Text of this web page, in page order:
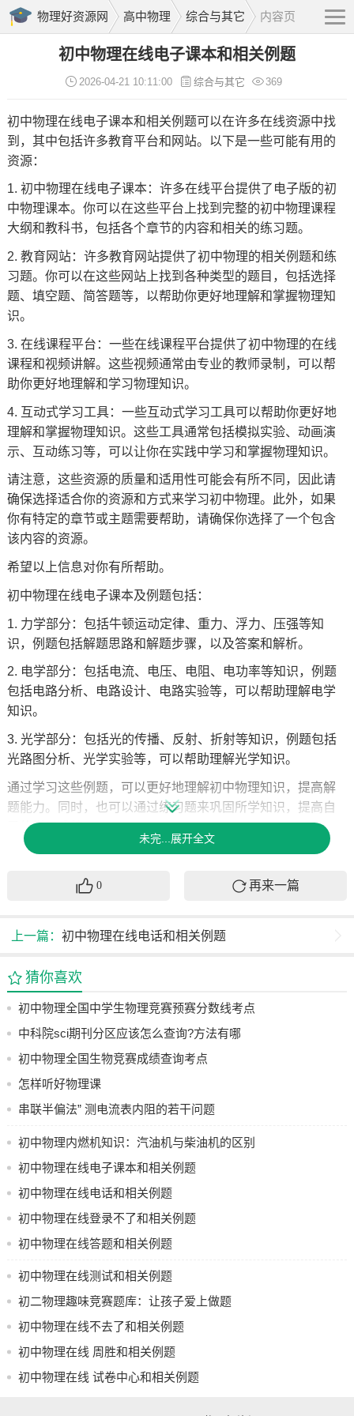
物理好资源网 高中物理 综合与其它 内容页
初中物理在线电子课本和相关例题
2026-04-21 10:11:00 综合与其它 369
初中物理在线电子课本和相关例题可以在许多在线资源中找
到，其中包括许多教育平台和网站。以下是一些可能有用的
资源：
1. 初中物理在线电子课本：许多在线平台提供了电子版的初
中物理课本。你可以在这些平台上找到完整的初中物理课程
大纲和教科书，包括各个章节的内容和相关的练习题。
2. 教育网站：许多教育网站提供了初中物理的相关例题和练
习题。你可以在这些网站上找到各种类型的题目，包括选择
题、填空题、简答题等，以帮助你更好地理解和掌握物理知
识。
3. 在线课程平台：一些在线课程平台提供了初中物理的在线
课程和视频讲解。这些视频通常由专业的教师录制，可以帮
助你更好地理解和学习物理知识。
4. 互动式学习工具：一些互动式学习工具可以帮助你更好地
理解和掌握物理知识。这些工具通常包括模拟实验、动画演
示、互动练习等，可以让你在实践中学习和掌握物理知识。
请注意，这些资源的质量和适用性可能会有所不同，因此请
确保选择适合你的资源和方式来学习初中物理。此外，如果
你有特定的章节或主题需要帮助，请确保你选择了一个包含
该内容的资源。
希望以上信息对你有所帮助。
初中物理在线电子课本及例题包括：
1. 力学部分：包括牛顿运动定律、重力、浮力、压强等知
识，例题包括解题思路和解题步骤，以及答案和解析。
2. 电学部分：包括电流、电压、电阻、电功率等知识，例题
包括电路分析、电路设计、电路实验等，可以帮助理解电学
知识。
3. 光学部分：包括光的传播、反射、折射等知识，例题包括
光路图分析、光学实验等，可以帮助理解光学知识。
通过学习这些例题，可以更好地理解初中物理知识，提高解
题能力。同时，也可以通过练习题来巩固所学知识，提高自
己的学习成绩。
初中物理在线电子课本和相关例题常见问题主要包括以下几
度、功率等物理量的单位及其换算。
2. 实验操作：学生需要了解并掌握一些基本的实验操作方
法，例如如何使用天平、量筒、弹簧测力计等测量工具，以
及如何进行实验数据的记录和分析。
3. 常见问题解答：学生需要了解并掌握一些常见的物理问
题，例如如何计算浮力、摩擦力、杠杆平衡条件等问题，以
及如何解决电路故障、电功率等问题。
4. 物理现象的解释：学生需要了解并解释一些常见的物理现
热量的传递等。
5. 物理规律的应用：学生需要了解并掌握一些基本的物理规
律，例如牛顿运动定律、能量守恒定律等，以及如何应用这
些规律来解决实际问题。
此外，还有一些常见的例题和问题，例如选择题、填空题、
物理过程、如何选择合适的公式、如何进行单位换算等。
总之，初中物理在线电子课本和相关例题常见问题需要学生
掌握基本的物理知识和技能，并能够应用这些知识和技能来
解决实际问题。
未完...展开全文
0 再来一篇
上一篇： 初中物理在线电话和相关例题
猜你喜欢
初中物理全国中学生物理竞赛预赛分数线考点
中科院sci期刊分区应该怎么查询?方法有哪
些??
初中物理全国生物竞赛成绩查询考点
怎样听好物理课
串联半偏法” 测电流表内阻的若干问题
初中物理内燃机知识：汽油机与柴油机的区别
及相关练习
初中物理在线电子课本和相关例题
初中物理在线电话和相关例题
初中物理在线登录不了和相关例题
初中物理在线答题和相关例题
初中物理在线测试和相关例题
初二物理趣味竞赛题库：让孩子爱上做题
初中物理在线不去了和相关例题
初中物理在线 周胜和相关例题
初中物理在线 试卷中心和相关例题